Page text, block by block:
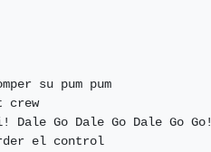
su pum pum
crew
Go Dale Go Dale Go Go!
el control